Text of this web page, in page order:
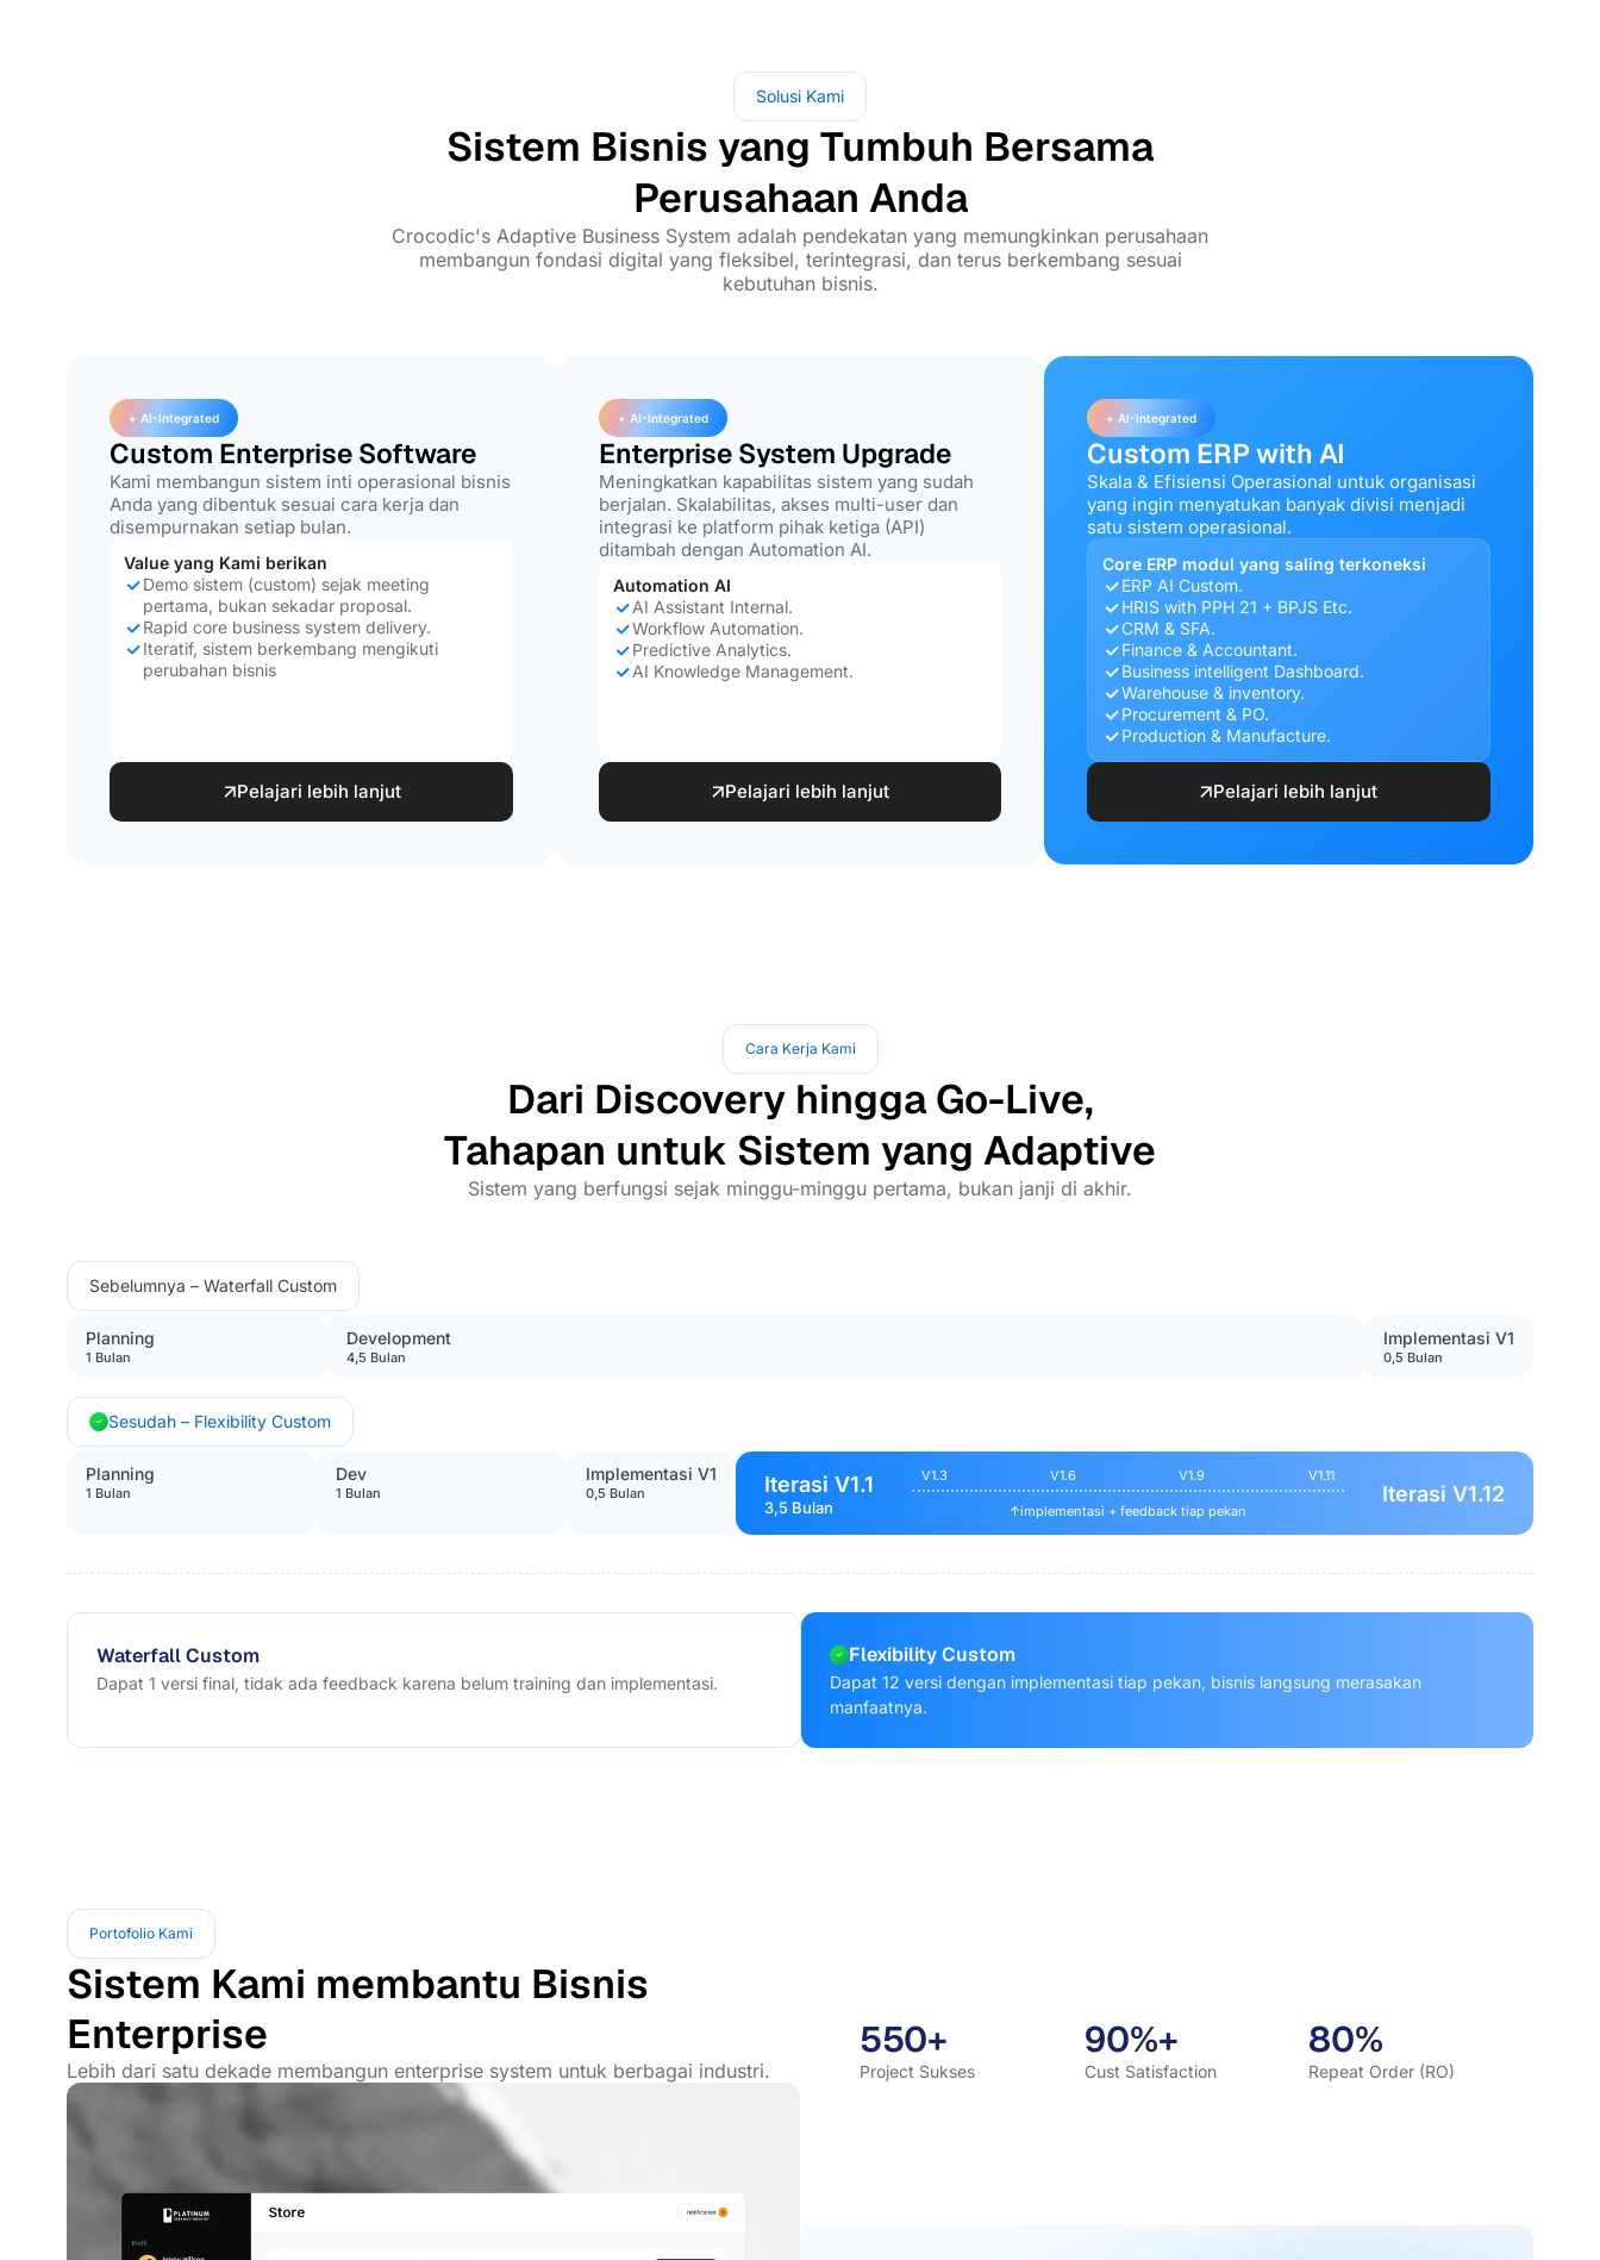
Solusi Kami
Sistem Bisnis yang Tumbuh Bersama
Perusahaan Anda
Crocodic's Adaptive Business System adalah pendekatan yang memungkinkan perusahaan
membangun fondasi digital yang fleksibel, terintegrasi, dan terus berkembang sesuai
kebutuhan bisnis.
+ AI-Integrated
Custom Enterprise Software
Kami membangun sistem inti operasional bisnis
Anda yang dibentuk sesuai cara kerja dan
disempurnakan setiap bulan.
Value yang Kami berikan
Demo sistem (custom) sejak meeting
pertama, bukan sekadar proposal.
Rapid core business system delivery.
Iteratif, sistem berkembang mengikuti
perubahan bisnis
Pelajari lebih lanjut
+ AI-Integrated
Enterprise System Upgrade
Meningkatkan kapabilitas sistem yang sudah
berjalan. Skalabilitas, akses multi-user dan
integrasi ke platform pihak ketiga (API)
ditambah dengan Automation AI.
Automation AI
AI Assistant Internal.
Workflow Automation.
Predictive Analytics.
AI Knowledge Management.
Pelajari lebih lanjut
+ AI-Integrated
Custom ERP with AI
Skala & Efisiensi Operasional untuk organisasi
yang ingin menyatukan banyak divisi menjadi
satu sistem operasional.
Core ERP modul yang saling terkoneksi
ERP AI Custom.
HRIS with PPH 21 + BPJS Etc.
CRM & SFA.
Finance & Accountant.
Business intelligent Dashboard.
Warehouse & inventory.
Procurement & PO.
Production & Manufacture.
Pelajari lebih lanjut
Cara Kerja Kami
Dari Discovery hingga Go-Live,
Tahapan untuk Sistem yang Adaptive
Sistem yang berfungsi sejak minggu-minggu pertama, bukan janji di akhir.
Sebelumnya – Waterfall Custom
Planning
1 Bulan
Development
4,5 Bulan
Implementasi V1
0,5 Bulan
Sesudah – Flexibility Custom
Planning
1 Bulan
Dev
1 Bulan
Implementasi V1
0,5 Bulan Iterasi V1.1
3,5 Bulan
V1.3 V1.6 V1.9 V1.11
↑implementasi + feedback tiap pekan
Iterasi V1.12
Waterfall Custom
Dapat 1 versi final, tidak ada feedback karena belum training dan implementasi.
Flexibility Custom
Dapat 12 versi dengan implementasi tiap pekan, bisnis langsung merasakan
manfaatnya.
Portofolio Kami
Sistem Kami membantu Bisnis
Enterprise
Lebih dari satu dekade membangun enterprise system untuk berbagai industri.
550+
Project Sukses
90%+
Cust Satisfaction
80%
Repeat Order (RO)